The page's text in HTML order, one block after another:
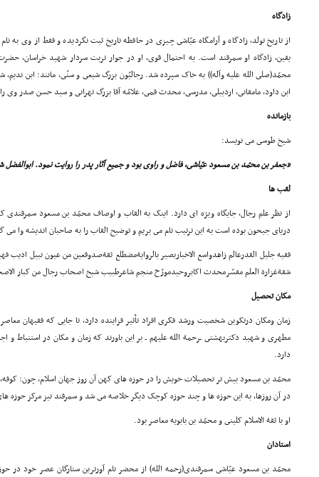
زادگاه
از تاریخ تولد، زادگاه و آرامگاه عیّاشى چیزى در حافظه تاریخ ثبت نگردیده و فقط از وى به
یقین، زادگاه او سمرقند است. به احتمال قوى، او در جوار تربت سردار شهید خراسان،
محمّد(صلى الله علیه وآله)) به خاک سپرده شد. رجالیّون بزرگ شیعى و سنّى، مانند: ابن
ابن داود، مامقانى، اردبیلى، مدرسى، محدث قمى، علامّه آقا بزرگ تهرانى و سید حسن صدر وى
بازمانده
شیخ طوسى مى نویسد:
«جعفر بن محمّد بن مسعود عیّاشى، فاضل و راوى بود و جمیع آثار پدر را روایت نمود. ابوالفضل
لقب ها
از نظر علم رجال، جایگاه ویژه اى دارد. اینک به القاب و اوصاف محمّد بن مسعود سمرقندى
دریاى جیحون بوده است به این ترتیب نام مى بریم و توضیح القاب را به صاحبان اندیشه وا مى
فقیه جلیل القدرعالم زاهدواسع الاخباربصیر بالروایةمضطلع ثقةصدوقعین من عیون نبیل
شقةغزارة العلم مفسّرمحدث اکابروحیدمورّخ منجم شاعرطبیب شیخ اصحاب رجال من کبار
مکان تحصیل
زمان ومکان درتکوین شخصیت ورشد فکرى افراد تأثیر فزاینده دارد، تا جایى که فقیهان
مطهرى و شهید دکتربهشتى ـرحمة الله علیهم ـ بر این باورند که زمان و مکان در استنباط و
دارد.
محمّد بن مسعود بیش تر تحصیلات خویش را در حوزه هاى کهن آن روز جهان اسلام، چون: کوفه،
در آن روزها، به این حوزه ها و چند حوزه کوچک دیگر خلاصه مى شد و سمرقند نیز مرکز حوزه
او با ثقة الاسلام کلینى و محمّد بن بابویه معاصر بود.
استادان
محمّد بن مسعود عیّاشى سمرقندى(رحمه الله) از محضر نام آورترین ستارگان عصر خود در